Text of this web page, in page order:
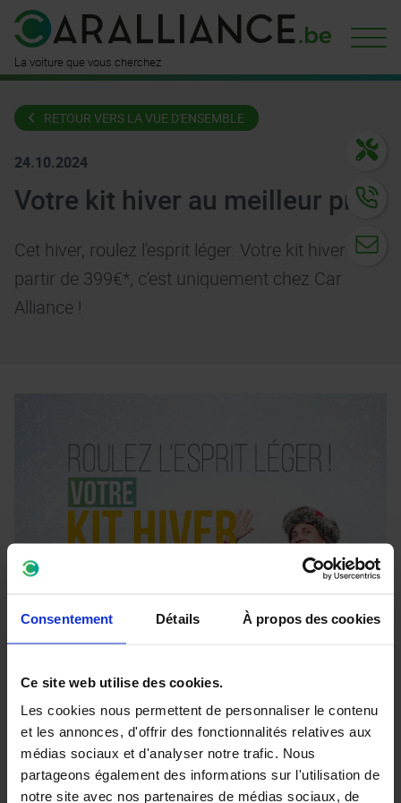
Consentement Détails À propos des cookies
Ce site web utilise des cookies.
Les cookies nous permettent de personnaliser le contenu
et les annonces, d'offrir des fonctionnalités relatives aux
médias sociaux et d'analyser notre trafic. Nous
partageons également des informations sur l'utilisation de
notre site avec nos partenaires de médias sociaux, de
La voiture que vous cherchez
n'attendque vous
RETOUR VERS LA VUE D'ENSEMBLE
24.10.2024
Votre kit hiver au meilleur prix
Cet hiver, roulez l'esprit léger. Votre kit hiver à
partir de 399€*, c'est uniquement chez Car
Alliance !